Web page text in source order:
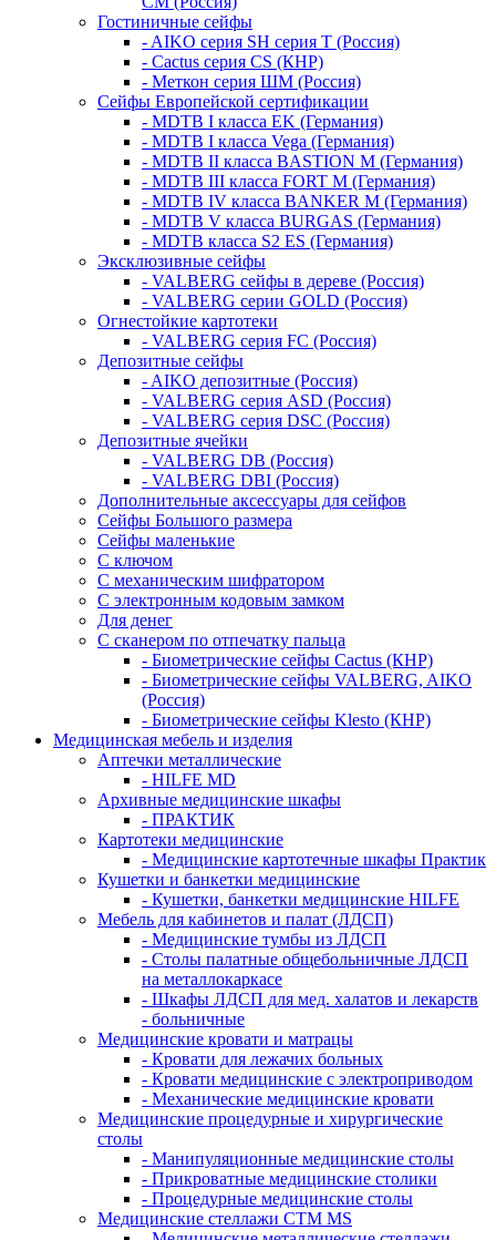
Гостиничные сейфы
- AIKO серия SH серия Т (Россия)
- Cactus серия CS (КНР)
- Меткон серия ШМ (Россия)
Сейфы Европейской сертификации
- MDTB I класса EK (Германия)
- MDTB I класса Vega (Германия)
- MDTB II класса BASTION M (Германия)
- MDTB III класса FORT M (Германия)
- MDTB IV класса BANKER M (Германия)
- MDTB V класса BURGAS (Германия)
- MDTB класса S2 ES (Германия)
Эксклюзивные сейфы
- VALBERG сейфы в дереве (Россия)
- VALBERG серии GOLD (Россия)
Огнестойкие картотеки
- VALBERG серия FC (Россия)
Депозитные сейфы
- AIKO депозитные (Россия)
- VALBERG серия ASD (Россия)
- VALBERG серия DSC (Россия)
Депозитные ячейки
- VALBERG DB (Россия)
- VALBERG DBI (Россия)
Дополнительные аксессуары для сейфов
Сейфы Большого размера
Сейфы маленькие
С ключом
С механическим шифратором
С электронным кодовым замком
Для денег
С сканером по отпечатку пальца
- Биометрические сейфы Cactus (КНР)
- Биометрические сейфы VALBERG, AIKO
(Россия)
- Биометрические сейфы Klesto (КНР)
Медицинская мебель и изделия
Аптечки металлические
- HILFE MD
Архивные медицинские шкафы
- ПРАКТИК
Картотеки медицинские
- Медицинские картотечные шкафы Практик
Кушетки и банкетки медицинские
- Кушетки, банкетки медицинские HILFE
Мебель для кабинетов и палат (ЛДСП)
- Медицинские тумбы из ЛДСП
- Столы палатные общебольничные ЛДСП
на металлокаркасе
- Шкафы ЛДСП для мед. халатов и лекарств
- больничные
Медицинские кровати и матрацы
- Кровати для лежачих больных
- Кровати медицинские с электроприводом
- Механические медицинские кровати
Медицинские процедурные и хирургические
столы
- Манипуляционные медицинские столы
- Прикроватные медицинские столики
- Процедурные медицинские столы
Медицинские стеллажи CTM MS